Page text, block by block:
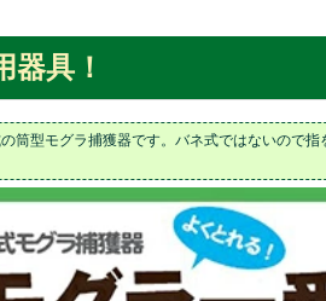
具！
筒型モグラ捕獲器です。バネ式ではないので指